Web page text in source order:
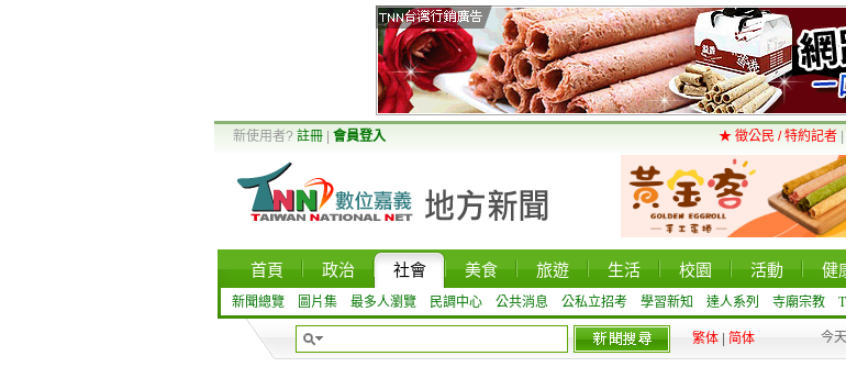
新使用者? 註冊 會員登入 ★ 徵公民 / 特約記者
首頁 政治 社會 美食 旅遊 生活 校園 活動 健
新聞總覽 圖片集 最多人瀏覽 民調中心 公共消息 公私立招考 學習新知 達人系列 寺廟宗教
繁体 简体 今